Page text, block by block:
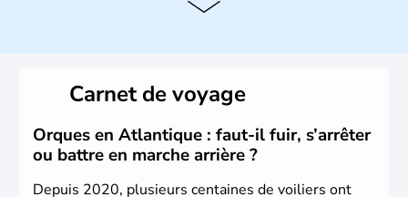
devient la capitale du pays et s'impose rapidement
comme point de commerce européen. Du XVe jusqu'au
XVIe siècle, le Portugal brille dans le monde entier
comme l'un des plus grands pouvoirs économiques et
culturels. La monarchie est abolie en 1910 et la
République est instaurée. Dictature de 1926 à 1974, il
Carnet de voyage
Orques en Atlantique : faut-il fuir, s’arrêter
ou battre en marche arrière ?
Depuis 2020, plusieurs centaines de voiliers ont